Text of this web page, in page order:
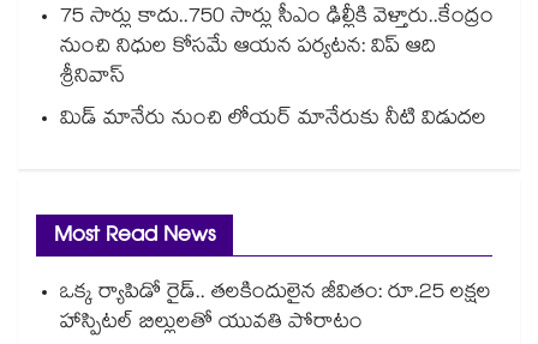
75 సార్లు కాదు..75‌‌‌‌‌‌‌‌0 సార్లు సీఎం ఢిల్లీకి వెళ్తారు..కేంద్రం
నుంచి నిధుల కోసమే ఆయన పర్యటన: విప్ ఆది
శ్రీనివాస్
మిడ్ మానేరు నుంచి లోయర్ మానేరుకు నీటి విడుదల
Most Read News
ఒక్క ర్యాపిడో రైడ్.. తలకిందులైన జీవితం: రూ.25 లక్షల
హాస్పిటల్ బిల్లులతో యువతి పోరాటం